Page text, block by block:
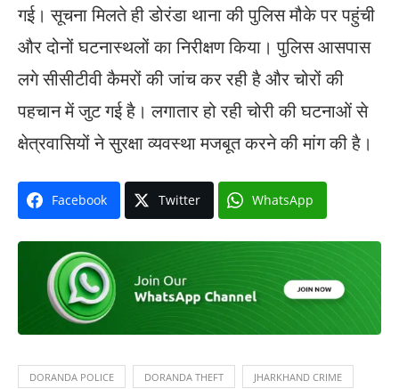
गई। सूचना मिलते ही डोरंडा थाना की पुलिस मौके पर पहुंची
और दोनों घटनास्थलों का निरीक्षण किया। पुलिस आसपास
लगे सीसीटीवी कैमरों की जांच कर रही है और चोरों की
पहचान में जुट गई है। लगातार हो रही चोरी की घटनाओं से
क्षेत्रवासियों ने सुरक्षा व्यवस्था मजबूत करने की मांग की है।
Facebook Twitter WhatsApp
DORANDA POLICE DORANDA THEFT JHARKHAND CRIME